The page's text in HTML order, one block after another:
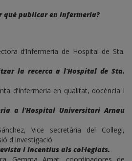
què publicar en infermeria?
d’Infermeria de Hospital de Sta.
la recerca a l’Hospital de Sta.
d’Infermeria en qualitat, docència i
a l’Hospital Universitari Arnau
Vice secretària del Col·legi,
d'Investigació.
i incentius als col·legiats.
Gemma Amat, coordinadores de